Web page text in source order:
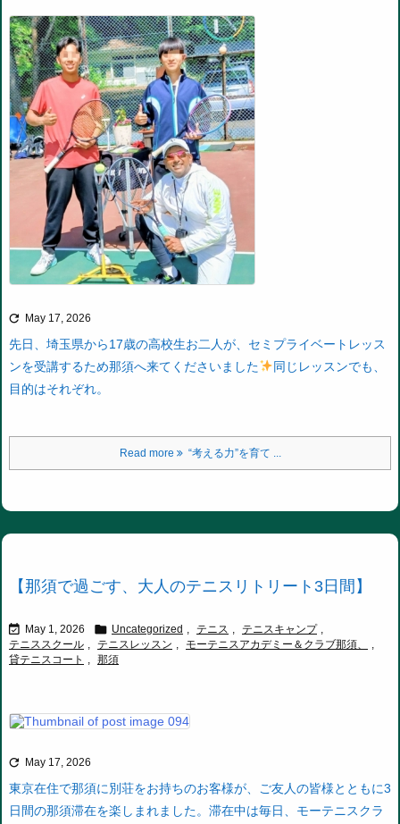
 May 17, 2026
先日、埼玉県から17歳の高校生お二人が、 セミプライベートレッス
ンを受講するため那須へ来てくださいました
同じレッスンでも、
目的はそれぞれ。
Read more “考える力”を育て ...
【那須で過ごす、大人のテニスリトリート3日間】
 May 1, 2026  Uncategorized テニス テニスキャンプ
テニススクール
テニスレッスン モーテニスアカデミー＆クラブ那須、
貸テニスコート
那須
 May 17, 2026
東京在住で那須に別荘をお持ちのお客様が、ご友人の皆様とともに3
日間の那須滞在を楽しまれました。 滞在中は毎日、モーテニスクラ